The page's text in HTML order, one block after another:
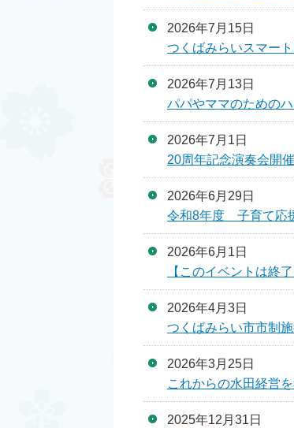
2026年7月15日
つくばみらいスマー
2026年7月13日
パパやママのための
2026年7月1日
20周年記念演奏会開催
2026年6月29日
令和8年度 子育て応
2026年6月1日
【このイベントは終
2026年4月3日
つくばみらい市市制
2026年3月25日
これからの水田経営
2025年12月31日